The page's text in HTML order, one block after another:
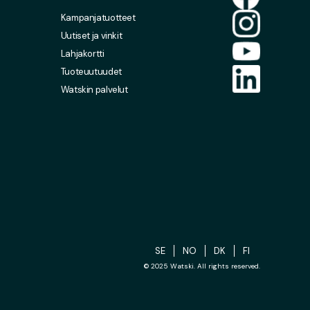
Kampanjatuotteet
Uutiset ja vinkit
Lahjakortti
Tuoteuutuudet
Watskin palvelut
SE NO DK FI
© 2025 Watski. All rights reserved.